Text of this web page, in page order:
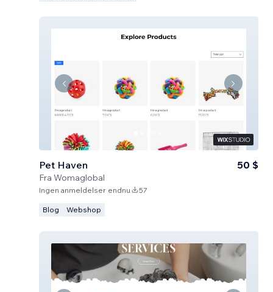
Pet Haven
Fra Womaglobal
50 $
Ingen anmeldelser endnu 57
Blog Webshop